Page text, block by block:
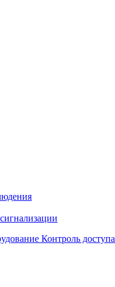
Контроль доступа